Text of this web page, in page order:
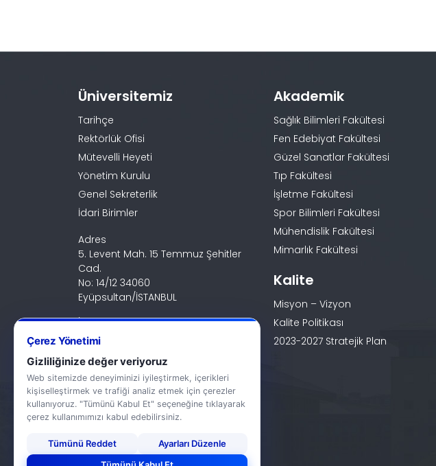
Üniversitemiz
Tarihçe
Rektörlük Ofisi
Mütevelli Heyeti
Yönetim Kurulu
Genel Sekreterlik
İdari Birimler
Adres
5. Levent Mah. 15 Temmuz Şehitler
Cad.
No: 14/12 34060
Eyüpsultan/İSTANBUL
İletişim
0 (212) 924 24 44
Akademik
Sağlık Bilimleri Fakültesi
Fen Edebiyat Fakültesi
Güzel Sanatlar Fakültesi
Tıp Fakültesi
İşletme Fakültesi
Spor Bilimleri Fakültesi
Mühendislik Fakültesi
Mimarlık Fakültesi
Kalite
Misyon – Vizyon
Kalite Politikası
2023-2027 Stratejik Plan
Çerez Yönetimi
Gizliliğinize değer veriyoruz
Web sitemizde deneyiminizi iyileştirmek, içerikleri
kişiselleştirmek ve trafiği analiz etmek için çerezler
kullanıyoruz. "Tümünü Kabul Et" seçeneğine tıklayarak
çerez kullanımımızı kabul edebilirsiniz.
Tümünü Reddet
Ayarları Düzenle